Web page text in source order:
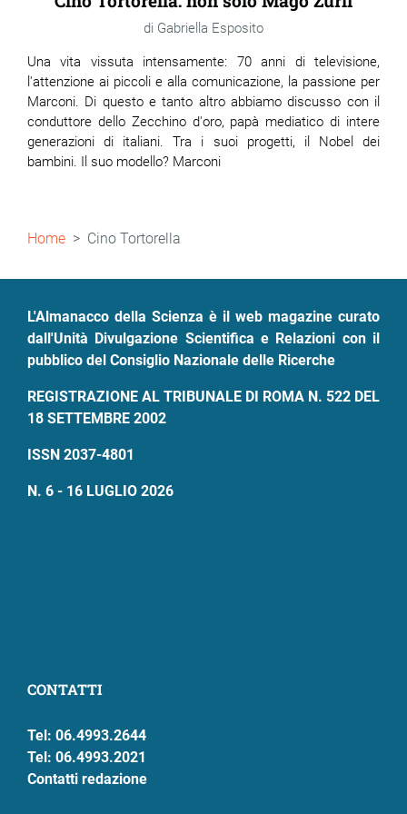
Gabriella Esposito
Una vita vissuta intensamente: 70 anni di televisione,
l'attenzione ai piccoli e alla comunicazione, la passione per
Marconi. Di questo e tanto altro abbiamo discusso con il
conduttore dello Zecchino d'oro, papà mediatico di intere
generazioni di italiani. Tra i suoi progetti, il Nobel dei
bambini. Il suo modello? Marconi
Briciole
Home Cino Tortorella
L'Almanacco della Scienza è il web magazine curato
dall'Unità Divulgazione Scientifica e Relazioni con il
pubblico del Consiglio Nazionale delle Ricerche
REGISTRAZIONE AL TRIBUNALE DI ROMA N. 522 DEL
18 SETTEMBRE 2002
ISSN 2037-4801
N. 6 - 16 LUGLIO 2026
CONTATTI
Tel: 06.4993.2644
Tel: 06.4993.2021
Contatti redazione